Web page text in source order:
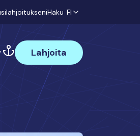
Haku FI
Lahjoita